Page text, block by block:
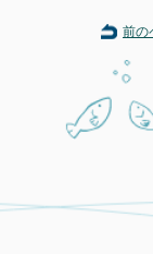
前の